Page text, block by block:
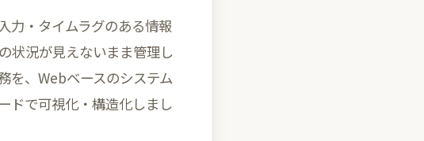
力・タイムラグのある情報
況が見えないまま管理し
を、Webベースのシステム
ドで可視化・構造化しまし